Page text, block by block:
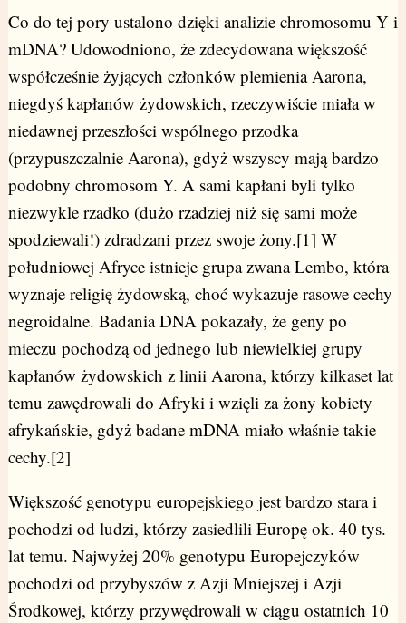
Co do tej pory ustalono dzięki analizie chromosomu Y i
mDNA? Udowodniono, że zdecydowana większość
współcześnie żyjących członków plemienia Aarona,
niegdyś kapłanów żydowskich, rzeczywiście miała w
niedawnej przeszłości wspólnego przodka
(przypuszczalnie Aarona), gdyż wszyscy mają bardzo
podobny chromosom Y. A sami kapłani byli tylko
niezwykle rzadko (dużo rzadziej niż się sami może
spodziewali!) zdradzani przez swoje żony.[1] W
południowej Afryce istnieje grupa zwana Lembo, która
wyznaje religię żydowską, choć wykazuje rasowe cechy
negroidalne. Badania DNA pokazały, że geny po
mieczu pochodzą od jednego lub niewielkiej grupy
kapłanów żydowskich z linii Aarona, którzy kilkaset lat
temu zawędrowali do Afryki i wzięli za żony kobiety
afrykańskie, gdyż badane mDNA miało właśnie takie
cechy.[2]
Większość genotypu europejskiego jest bardzo stara i
pochodzi od ludzi, którzy zasiedlili Europę ok. 40 tys.
lat temu. Najwyżej 20% genotypu Europejczyków
pochodzi od przybyszów z Azji Mniejszej i Azji
Środkowej, którzy przywędrowali w ciągu ostatnich 10